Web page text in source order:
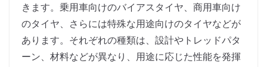
きます。乗用車向けのバイアスタイヤ、商用車向け
のタイヤ、さらには特殊な用途向けのタイヤなどが
あります。それぞれの種類は、設計やトレッドパタ
ーン、材料などが異なり、用途に応じた性能を発揮